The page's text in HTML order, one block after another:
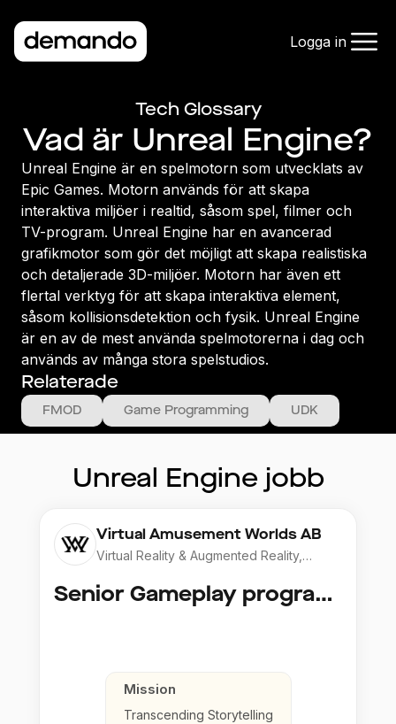
Logga in
Tech Glossary
Vad är Unreal Engine?
Unreal Engine är en spelmotorn som utvecklats av
Epic Games. Motorn används för att skapa
interaktiva miljöer i realtid, såsom spel, filmer och
TV-program. Unreal Engine har en avancerad
grafikmotor som gör det möjligt att skapa realistiska
och detaljerade 3D-miljöer. Motorn har även ett
flertal verktyg för att skapa interaktiva element,
såsom kollisionsdetektion och fysik. Unreal Engine
är en av de mest använda spelmotorerna i dag och
används av många stora spelstudios.
Relaterade
FMOD Game Programming UDK
Unreal Engine jobb
Virtual Amusement Worlds AB
Virtual Reality & Augmented Reality,
Senior Gameplay programmer
Mission
Transcending Storytelling